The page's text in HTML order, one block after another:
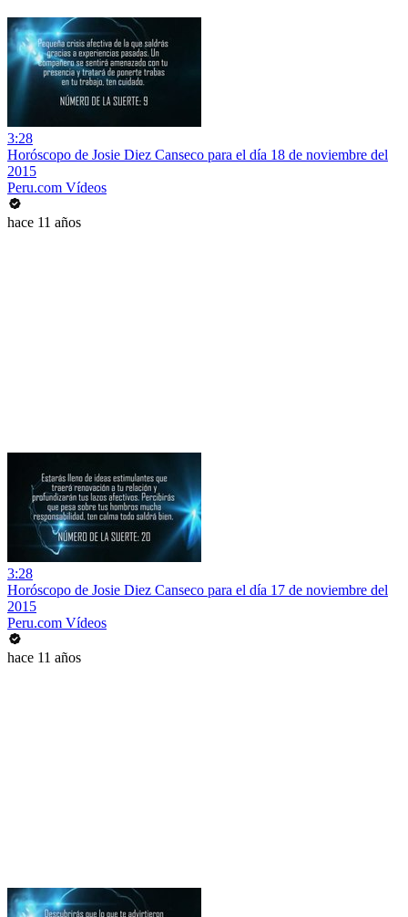
3:28
Horóscopo de Josie Diez Canseco para el día 18 de noviembre del
2015
Peru.com Vídeos
hace 11 años
3:28
Horóscopo de Josie Diez Canseco para el día 17 de noviembre del
2015
Peru.com Vídeos
hace 11 años